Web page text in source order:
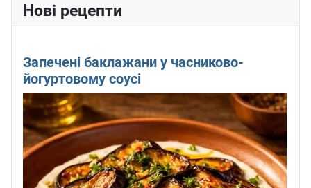
Нові рецепти
Запечені баклажани у часниково-
йогуртовому соусі